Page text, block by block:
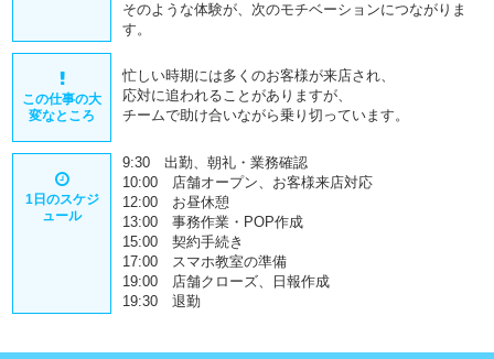
そのような体験が、次のモチベーションにつながりま
す。
この仕事の大
変なところ
忙しい時期には多くのお客様が来店され、
応対に追われることがありますが、
チームで助け合いながら乗り切っています。
1日のスケジ
ュール
9:30 出勤、朝礼・業務確認
10:00 店舗オープン、お客様来店対応
12:00 お昼休憩
13:00 事務作業・POP作成
15:00 契約手続き
17:00 スマホ教室の準備
19:00 店舗クローズ、日報作成
19:30 退勤